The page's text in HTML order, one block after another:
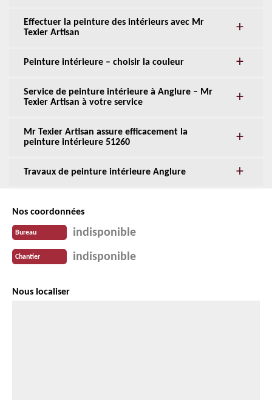
Effectuer la peinture des intérieurs avec Mr
Texier Artisan
Peinture intérieure – choisir la couleur
Service de peinture intérieure à Anglure – Mr
Texier Artisan à votre service
Mr Texier Artisan assure efficacement la
peinture intérieure 51260
Travaux de peinture intérieure Anglure
Nos coordonnées
Bureau indisponible
Chantier indisponible
Nous localiser